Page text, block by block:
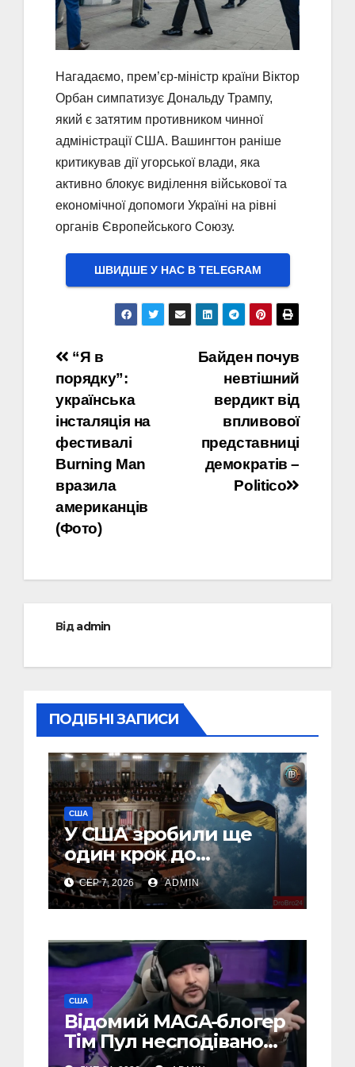
Нагадаємо, прем’єр-міністр країни Віктор
Орбан симпатизує Дональду Трампу,
який є затятим противником чинної
адміністрації США. Вашингтон раніше
критикував дії угорської влади, яка
активно блокує виділення військової та
економічної допомоги Україні на рівні
органів Європейського Союзу.
ШВИДШЕ У НАС В ТELEGRAM
Навігація
записів
Байден почув
невтішний
вердикт від
впливової
представниці
демократів –
Politico
“Я в
порядку”:
українська
інсталяція на
фестивалі
Burning Man
вразила
американців
(Фото)
Відadmin
ПОДІБНІ ЗАПИСИ
США
У США зробили ще
один крок до
введення “пекельних
санкцій” проти Росії
СЕР 7, 2026 ADMIN
США
Відомий MAGA-блогер
Тім Пул несподівано
підтримав Україну